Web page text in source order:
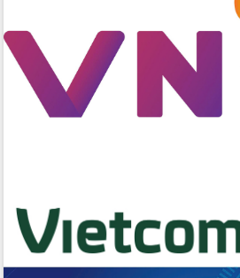
triển trong lĩnh vực văn hóa, du lịch
Công bố quyết định của Ban Thường
vụ Tỉnh ủy về công tác cán bộ.
Thủ tướng Phạm Minh Chính: Khẩn
trương tái thiết cuộc sống người dân
Đẩy nhanh công tác khắc phục, ổn
định đời sống Nhân dân sau bão số 13
Bí thư Tỉnh ủy Lương Nguyễn Minh
Triết dự Ngày hội đại đoàn kết tại